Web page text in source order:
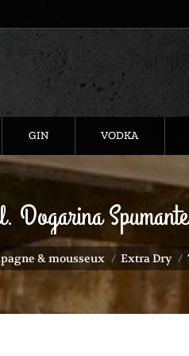
GIN VODKA
Dogarina
& mousseux Extra Dry